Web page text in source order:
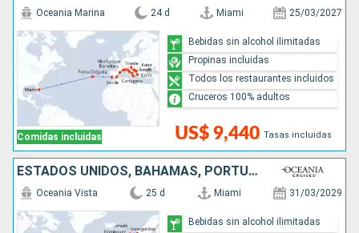
Comidas incluidas
Oceania Marina 24 d Miami 25/03/2027
US$ 9,440 Tasas incluidas
Bebidas sin alcohol ilimitadas
Propinas incluidas
Todos los restaurantes incluidos
Cruceros 100% adultos
ESTADOS UNIDOS, BAHAMAS, PORTUGAL, REINO UNIDO, FRANCIA, BÉLGICA, NORUEGA, PAISES BAJOS
Oceania Vista 25 d Miami 31/03/2029
Bebidas sin alcohol ilimitadas